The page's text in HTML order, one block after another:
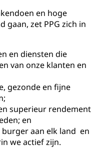
en hoge
gaan, zet PPG zich in
en diensten die
van onze klanten en
gezonde en fijne
superieur rendement
en
burger aan elk land en
we actief zijn.